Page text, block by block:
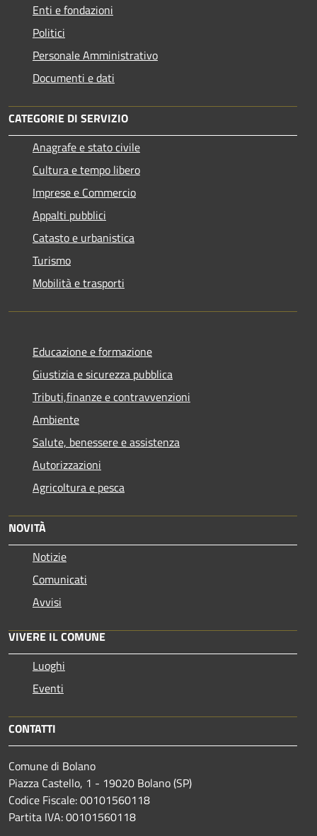
Enti e fondazioni
Politici
Personale Amministrativo
Documenti e dati
CATEGORIE DI SERVIZIO
Anagrafe e stato civile
Cultura e tempo libero
Imprese e Commercio
Appalti pubblici
Catasto e urbanistica
Turismo
Mobilità e trasporti
Educazione e formazione
Giustizia e sicurezza pubblica
Tributi,finanze e contravvenzioni
Ambiente
Salute, benessere e assistenza
Autorizzazioni
Agricoltura e pesca
NOVITÀ
Notizie
Comunicati
Avvisi
VIVERE IL COMUNE
Luoghi
Eventi
CONTATTI
Comune di Bolano
Piazza Castello, 1 - 19020 Bolano (SP)
Codice Fiscale: 00101560118
Partita IVA: 00101560118